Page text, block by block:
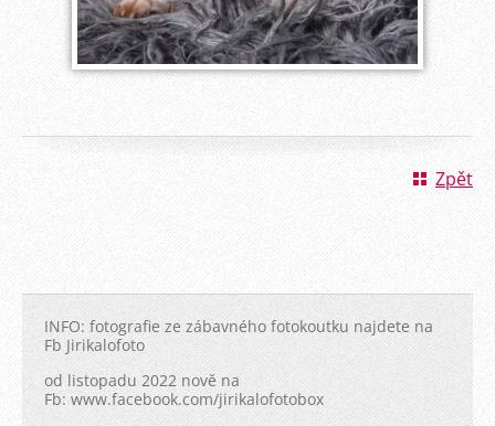
Zpět
INFO: fotografie ze zábavného fotokoutku najdete na
Fb Jirikalofoto
od listopadu 2022 nově na
Fb: www.facebook.com/jirikalofotobox